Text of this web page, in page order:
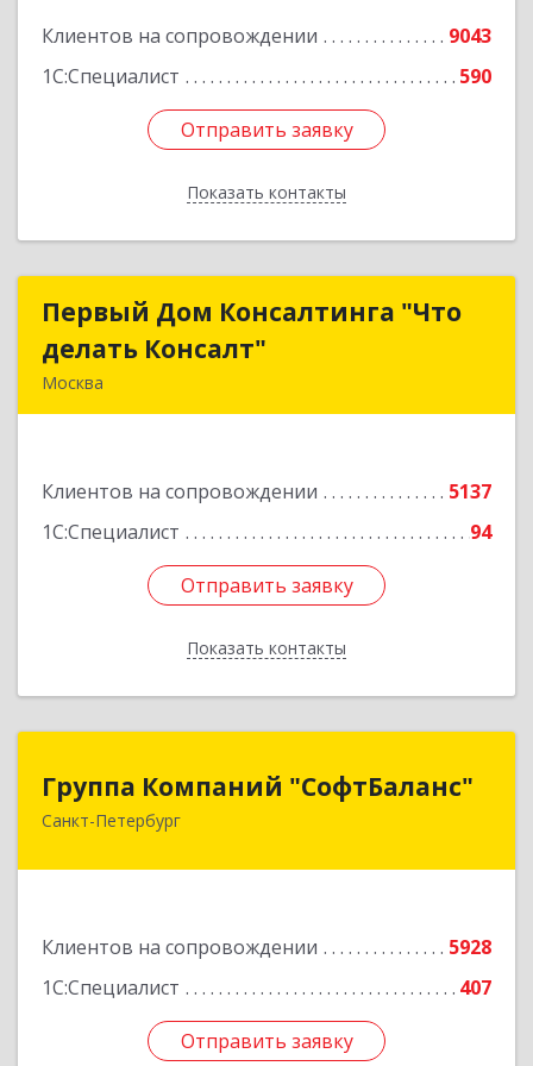
Клиентов на сопровождении
9043
1С:Специалист
590
Отправить заявку
Показать контакты
Отправить заявку
Назад
Первый Дом Консалтинга "Что
делать Консалт"
Москва
Клиентов на сопровождении
5137
1С:Специалист
94
Отправить заявку
Показать контакты
Первый Дом Консалтинга "Что
Отправить заявку
Назад
Группа Компаний "СофтБаланс"
Санкт-Петербург
Клиентов на сопровождении
5928
1С:Специалист
407
Отправить заявку
Группа Компаний "СофтБаланс"
195112, Санкт-Петербург г, Заневский пр-кт,
Отправить заявку